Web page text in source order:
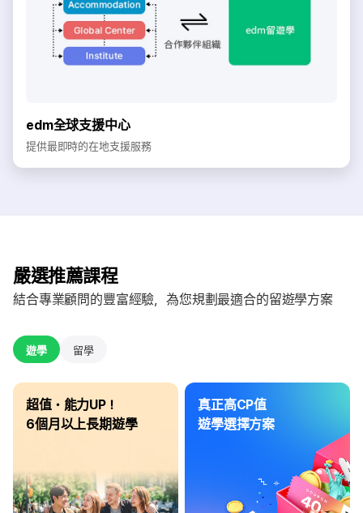
edm全球支援中心
提供最即時的在地支援服務
嚴選推薦課程
結合專業顧問的豐富經驗，為您規劃最適合的留遊學方案
遊學 留學
超值・能力UP！
6個月以上長期遊學
真正高CP值
遊學選擇方案